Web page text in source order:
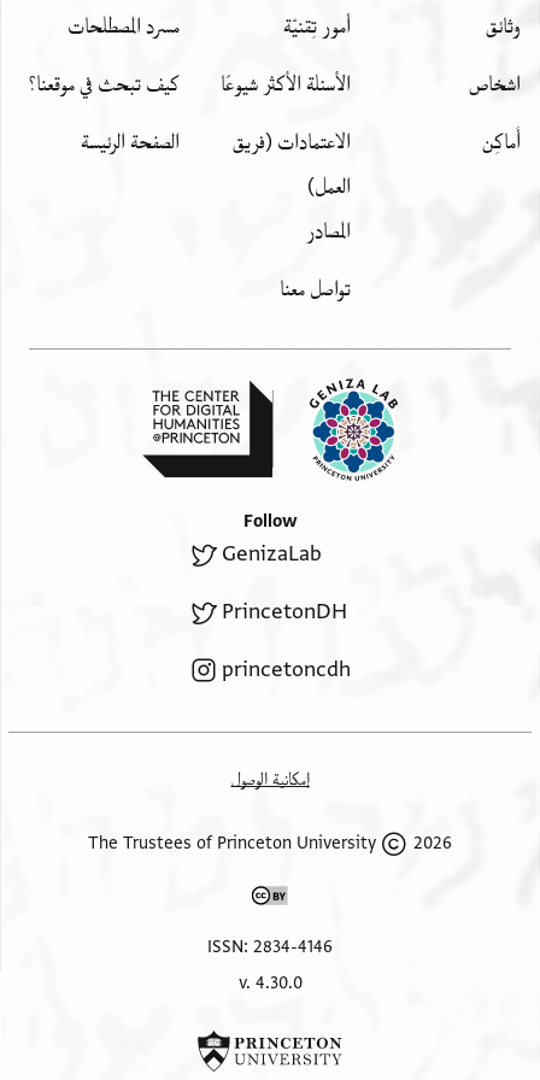
מנהא מלכה ואלנצף אלבאקי מנהא מלך
זוגה הבה אלשמש אלתי הי אבנתה והדה
אלדוירה בפסטאט [מ]צר פי אלכום מקאבלה
לדאר הרון אבאע . [ . . אנ]ן חתומי
מטה גמיע הדה אלדוירה לאברהים אל
סקא בן כלף בסתה דנא ביע כאמל תאם
זבינין גמירין חתיכין שרירין וקיאמין יהיבין
ומשלמין לן לאברהים דנן ולירתיה בתרין
פי גמיע הדה אלדוירה אלתי וקע עליהא עקד
وثائق
اشخاص
أَماكِن
أمور تِقنيّة
الأسئلة الأكثر شيوعًا
الاعتمادات (فريق
العمل)
المصادر
تواصل معنا
مسرد المصطلحات
كيف تبحث في موقعنا؟
الصفحة الرئيسة
Follow
GenizaLab
PrincetonDH
princetoncdh
إمكانية الوصول
2026 The Trustees of Princeton University
ISSN: 2834-4146
v. 4.30.0